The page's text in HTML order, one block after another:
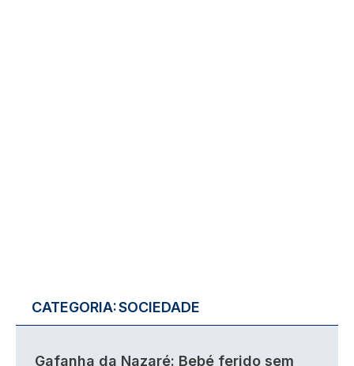
CATEGORIA:SOCIEDADE
Gafanha da Nazaré: Bebé ferido sem